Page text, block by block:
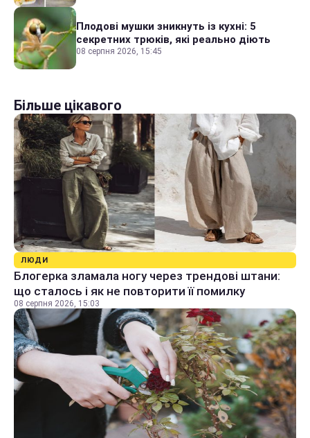
Плодові мушки зникнуть із кухні: 5
секретних трюків, які реально діють
08 серпня 2026, 15:45
Більше цікавого
ЛЮДИ
Блогерка зламала ногу через трендові штани:
що сталось і як не повторити її помилку
08 серпня 2026, 15:03